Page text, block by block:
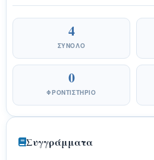
4
ΣΎΝΟΛΟ
0
ΦΡΟΝΤΙΣΤΉΡΙΟ
Συγγράμματα